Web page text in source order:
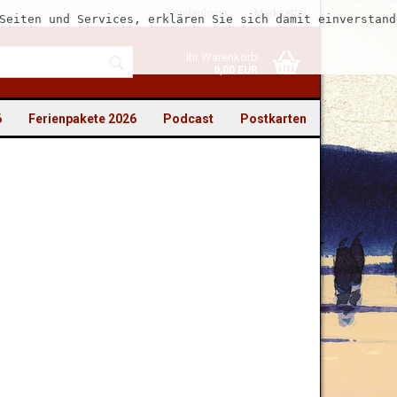
Kundenlogin Merkzettel
Ihr Warenkorb
0,00 EUR
und Services, erklären Sie sich damit
Postkarten
Podcast
Ferienpakete 2026